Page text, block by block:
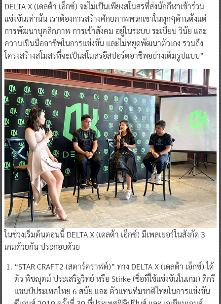
DELTA X (เดลต้า เอ็กซ์) จะไม่เป็นเพียงสโมสรที่ส่งนักกีฬาเข้าร่วม
แข่งขันเท่านั้น เราต้องการสร้างศักยภาพพวกเขาในทุกๆด้านตั้งแต่
การพัฒนาบุคลิกภาพ การเข้าสังคม อยู่ในระบบ ระเบียบ วินัย และ
ความเป็นมืออาชีพในการแข่งขัน และไม่หยุดพัฒนาตัวเอง รวมถึง
โครงสร้างสโมสรที่จะเป็นสโมสรอีสปอร์ตอาชีพอย่างเต็มรูปแบบ”
ในช่วงเริ่มต้นตอนนี้ DELTA X (เดลต้า เอ็กซ์) มีเพลเยอร์ในสังกัด 3
เกมด้วยกัน ประกอบด้วย
“STAR CRAFT2 (สตาร์คราฟต์)” ทาง DELTA X (เดลต้า เอ็กซ์) ได้
ตัว พิชญุตม์ ประเสริฐวิทย์ หรือ Stirke (ชื่อที่ใช้แข่งขันในเกม) ดีกรี
แชมป์ประเทศไทย 6 สมัย และ ตัวแทนทีมชาติไทยในการแข่งขัน